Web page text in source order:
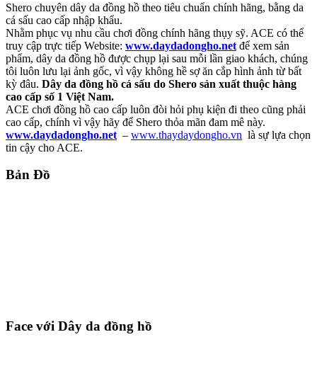
Shero chuyên dây da đồng hồ theo tiêu chuẩn chính hãng, bằng da
cá sấu cao cấp nhập khẩu.
Nhằm phục vụ nhu cầu chơi đồng chính hãng thụy sỹ. ACE có thể
truy cập trực tiếp Website: www.daydadongho.net để xem sản
phẩm, dây da đồng hồ được chụp lại sau mỗi lần giao khách, chúng
tôi luôn lưu lại ảnh gốc, vì vậy không hề sợ ăn cắp hình ảnh từ bất
kỳ đâu. Dây da đồng hồ cá sấu do Shero sản xuất thuộc hàng
cao cấp số 1 Việt Nam.
ACE chơi đồng hồ cao cấp luôn đòi hỏi phụ kiện đi theo cũng phải
cao cấp, chính vì vậy hãy để Shero thỏa mãn đam mê này.
www.daydadongho.net – www.thaydaydongho.vn là sự lựa chọn
tin cậy cho ACE.
Bản Đồ
Face với Dây da đồng hồ